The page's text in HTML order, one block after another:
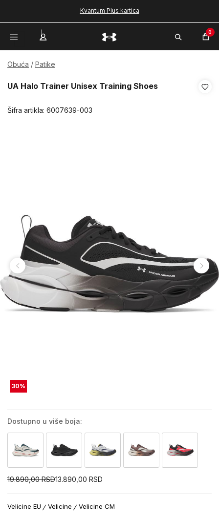
Kvantum Plus kartica
0
Obuća Patike
UA Halo Trainer Unisex Training Shoes
Šifra artikla: 6007639-003
30%
Dostupno u više boja:
19.890,00 RSD13.890,00 RSD
Velicine EU Velicine Velicine CM